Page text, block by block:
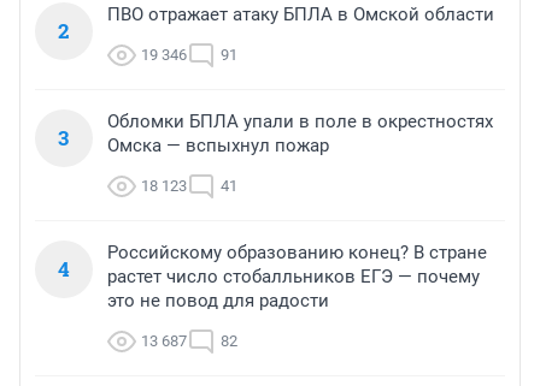
2
ПВО отражает атаку БПЛА в Омской области
19 346 91
3
Обломки БПЛА упали в поле в окрестностях
Омска — вспыхнул пожар
18 123 41
4
Российскому образованию конец? В стране
растет число стобалльников ЕГЭ — почему
это не повод для радости
13 687 82